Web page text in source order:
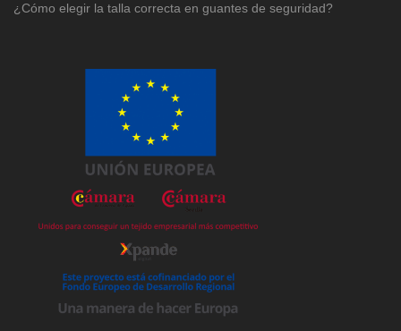
¿Cómo elegir la talla correcta en guantes de seguridad?